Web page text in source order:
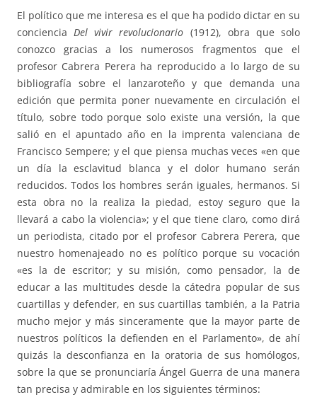
El político que me interesa es el que ha podido dictar en su
concienciaDel vivir revolucionario (1912), obra que solo
conozco gracias a los numerosos fragmentos que el
profesor Cabrera Perera ha reproducido a lo largo de su
bibliografía sobre el lanzaroteño y que demanda una
edición que permita poner nuevamente en circulación el
título, sobre todo porque solo existe una versión, la que
salió en el apuntado año en la imprenta valenciana de
Francisco Sempere; y el que piensa muchas veces «en que
un día la esclavitud blanca y el dolor humano serán
reducidos. Todos los hombres serán iguales, hermanos. Si
esta obra no la realiza la piedad, estoy seguro que la
llevará a cabo la violencia»; y el que tiene claro, como dirá
un periodista, citado por el profesor Cabrera Perera, que
nuestro homenajeado no es político porque su vocación
«es la de escritor; y su misión, como pensador, la de
educar a las multitudes desde la cátedra popular de sus
cuartillas y defender, en sus cuartillas también, a la Patria
mucho mejor y más sinceramente que la mayor parte de
nuestros políticos la defienden en el Parlamento», de ahí
quizás la desconfianza en la oratoria de sus homólogos,
sobre la que se pronunciaría Ángel Guerra de una manera
tan precisa y admirable en los siguientes términos: